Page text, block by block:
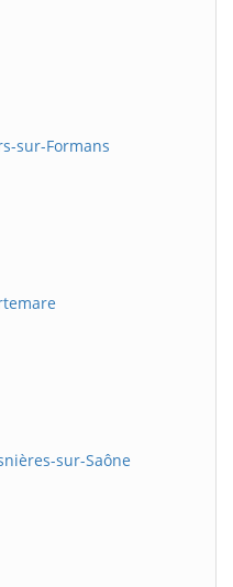
sur-Formans
sur-Saône